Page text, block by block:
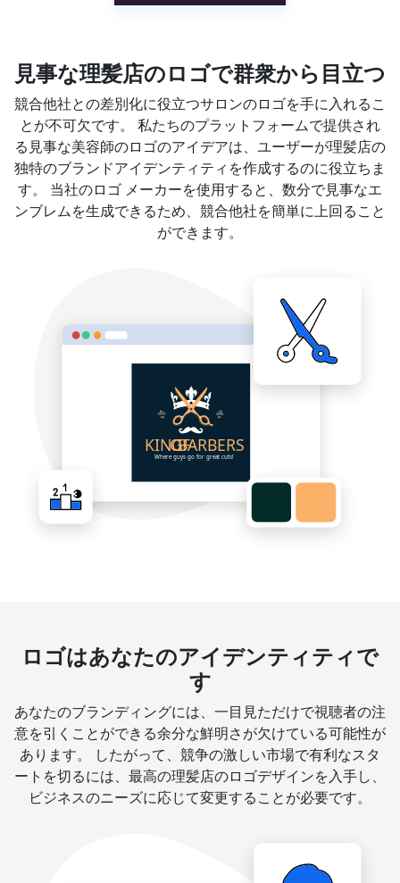
見事な理髪店のロゴで群衆から目立つ
競合他社との差別化に役立つサロンのロゴを手に入れるこ
とが不可欠です。 私たちのプラットフォームで提供され
る見事な美容師のロゴのアイデアは、ユーザーが理髪店の
独特のブランドアイデンティティを作成するのに役立ちま
す。 当社のロゴ メーカーを使用すると、数分で見事なエ
ンブレムを生成できるため、競合他社を簡単に上回ること
ができます。
ロゴはあなたのアイデンティティで
す
あなたのブランディングには、一目見ただけで視聴者の注
意を引くことができる余分な鮮明さが欠けている可能性が
あります。 したがって、競争の激しい市場で有利なスタ
ートを切るには、最高の理髪店のロゴデザインを入手し、
ビジネスのニーズに応じて変更することが必要です。